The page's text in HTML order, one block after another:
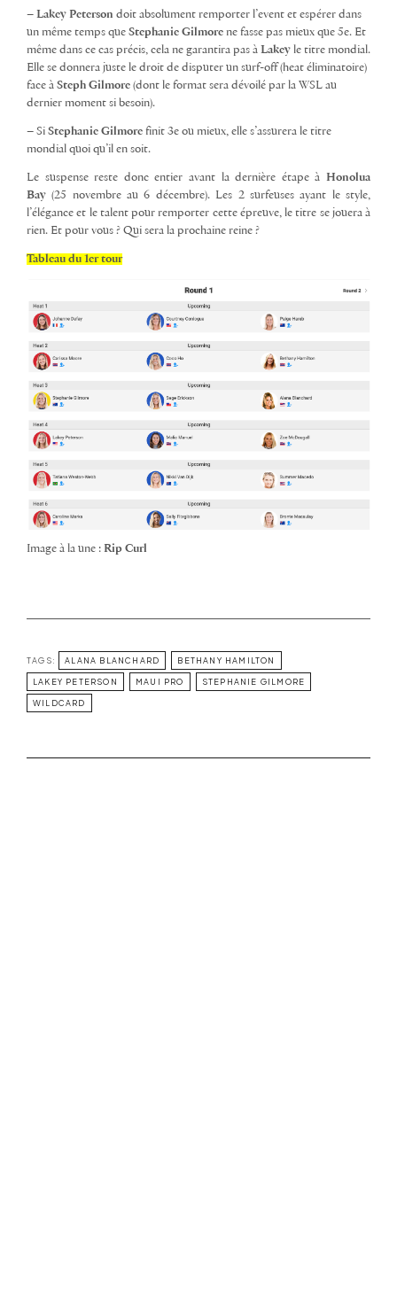
– Lakey Peterson doit absolument remporter l’event et espérer dans
un même temps que Stephanie Gilmore ne fasse pas mieux que 5e. Et
même dans ce cas précis, cela ne garantira pas à Lakey le titre mondial.
Elle se donnera juste le droit de disputer un surf-off (heat éliminatoire)
face à Steph Gilmore (dont le format sera dévoilé par la WSL au
dernier moment si besoin).
– Si Stephanie Gilmore finit 3e ou mieux, elle s’assurera le titre
mondial quoi qu’il en soit.
Le suspense reste donc entier avant la dernière étape à
Honolua
Bay (25 novembre au 6 décembre). Les 2 surfeuses ayant le style,
l’élégance et le talent pour remporter cette épreuve, le titre se jouera à
rien. Et pour vous ? Qui sera la prochaine reine ?
Tableau du 1er tour
Image à la une : Rip Curl
TAGS: ALANA BLANCHARD BETHANY HAMILTON
LAKEY PETERSON MAUI PRO STEPHANIE GILMORE
WILDCARD